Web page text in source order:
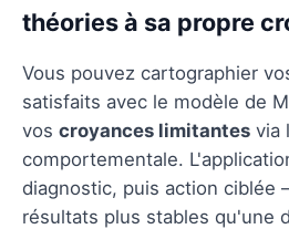
théories à sa propre
Vous pouvez cartographier
satisfaits avec le modèle de
vos croyances limitantes via
comportementale.
diagnostic, puis action ciblée
résultats plus stables qu'une